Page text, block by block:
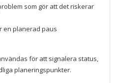
som gör att det riskerar
en planerad paus
för att signalera status,
planeringspunkter.